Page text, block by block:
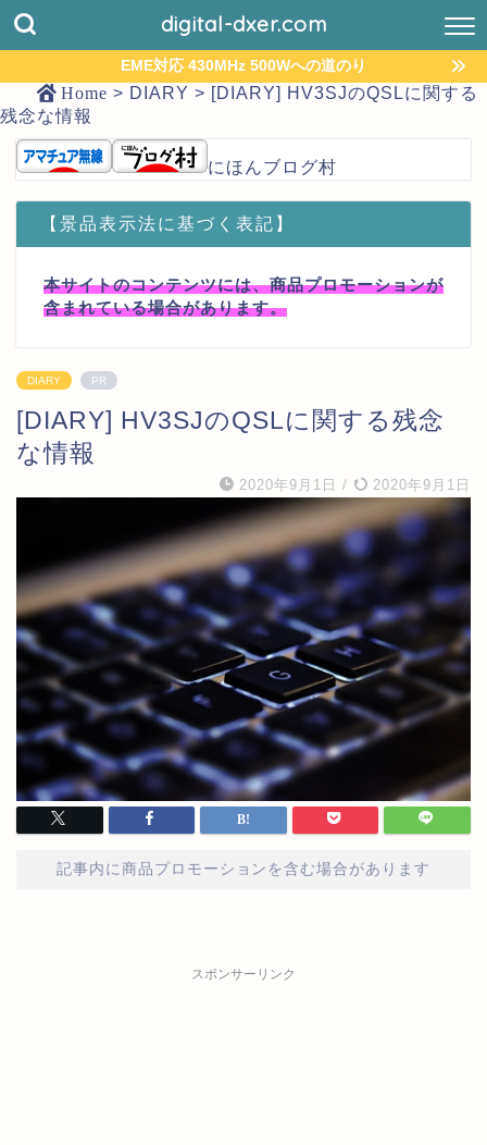
digital-dxer.com
EME対応 430MHz 500Wへの道のり
Home > DIARY > [DIARY] HV3SJのQSLに関する
残念な情報
にほんブログ村
【景品表示法に基づく表記】
本サイトのコンテンツには、商品プロモーションが
含まれている場合があります。
DIARY PR
[DIARY] HV3SJのQSLに関する残念
な情報
2020年9月1日 / 2020年9月1日
記事内に商品プロモーションを含む場合があります
スポンサーリンク